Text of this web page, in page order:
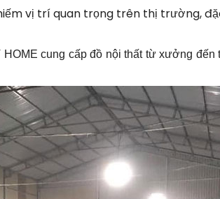
vị trí quan trọng trên thị trường,
cung cấp đồ nội thất từ xưởng đến